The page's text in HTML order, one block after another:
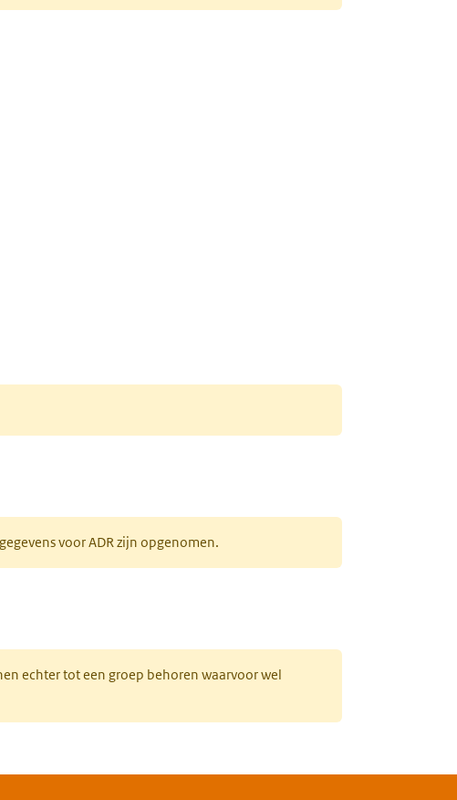
voor ADR zijn opgenomen.
echter tot een groep behoren waarvoor wel